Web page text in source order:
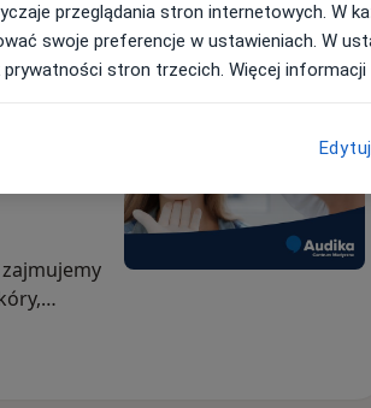
Specjaliści Adresy Opinie
i
przeglądania stron internetowych. W
swoje preferencje w ustawieniach. W
prywatności stron trzecich. Więcej informacji